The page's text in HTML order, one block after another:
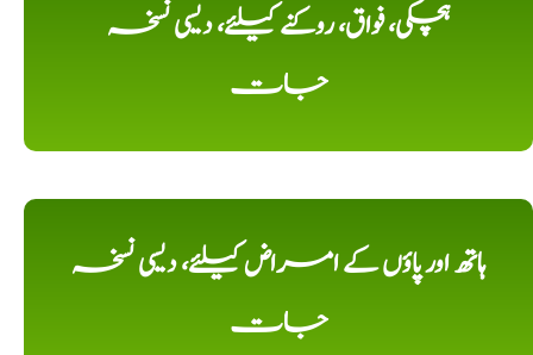
ہچکی، فواق، روکنے کیلئے، دیسی نسخہ
جات
ہاتھ اور پاؤں کے امراض کیلئے، دیسی نسخہ
جات